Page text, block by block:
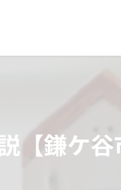
説【鎌